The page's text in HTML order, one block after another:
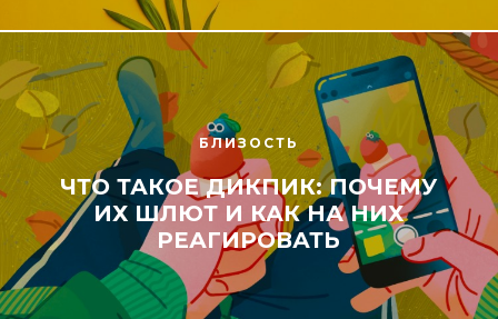
БЛИЗОСТЬ
ЧТО ТАКОЕ ДИКПИК: ПОЧЕМУ
ИХ ШЛЮТ И КАК НА НИХ
РЕАГИРОВАТЬ